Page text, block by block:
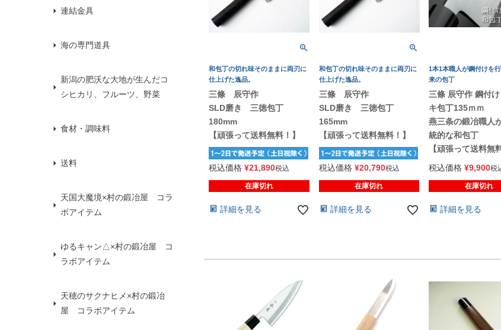
連結金具
海の専門道具
新潟の肥沃な大地が生んだコ
シヒカリ、フルーツ、野菜
食材・調味料
送料
天国大魔境×村の鍛冶屋 コラ
ボアイテム
ゆるキャン△×村の鍛冶屋 コ
ラボアイテム
天穂のサクナヒメ×村の鍛冶
屋 コラボアイテム
和包丁の切れ味そのままに両刃に
仕上げた逸品。
三條 辰守作
SLD磨き 三徳包丁
180mm
【頑張って送料無料！】
税込価格 ¥21,890税込
在庫切れ
詳細を見る
和包丁の切れ味そのままに両刃に
仕上げた逸品。
三條 辰守作
SLD磨き 三徳包丁
165mm
【頑張って送料無料！】
税込価格 ¥20,790税込
在庫切れ
詳細を見る
1本1本職人が鋼付けを
来の包丁
三條 辰守作 鋼付
キ包丁135ｍｍ
燕三条の鍛冶職人
統的な和包丁
【頑張って送料無
税込価格 ¥9,900税
在庫切れ
詳細を見る